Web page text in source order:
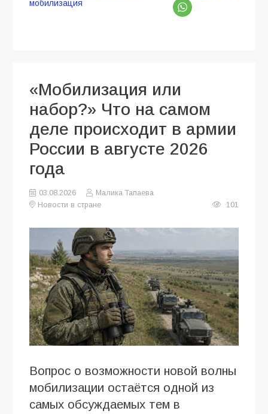
мобилизация
«Мобилизация или
набор?» Что на самом
деле происходит в армии
России в августе 2026
года
03.08.2026
Малика Тапаева
Новости в стране
101
Вопрос о возможности новой волны
мобилизации остаётся одной из
самых обсуждаемых тем в